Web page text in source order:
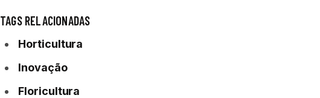
TAGS RELACIONADAS
Horticultura
Inovação
Floricultura